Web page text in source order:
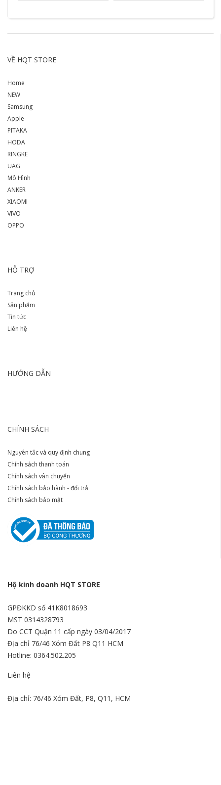
VỀ HQT STORE
Home
NEW
Samsung
Apple
PITAKA
HODA
RINGKE
UAG
Mô Hình
ANKER
XIAOMI
VIVO
OPPO
HỖ TRỢ
Trang chủ
Sản phẩm
Tin tức
Liên hệ
HƯỚNG DẪN
CHÍNH SÁCH
Nguyên tắc và quy định chung
Chính sách thanh toán
Chính sách vận chuyển
Chính sách bảo hành - đổi trả
Chính sách bảo mật
Hộ kinh doanh HQT STORE
GPĐKKD số 41K8018693
MST 0314328793
Do CCT Quận 11 cấp ngày 03/04/2017
Địa chỉ 76/46 Xóm Đất P8 Q11 HCM
Hotline: 0364.502.205
Liên hệ
Địa chỉ: 76/46 Xóm Đất, P8, Q11, HCM